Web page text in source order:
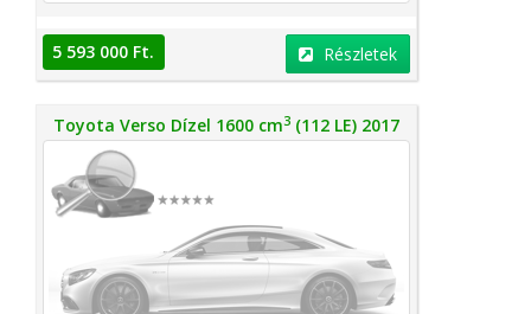
5 593 000 Ft. Részletek
Toyota Verso Dízel 1600 cm3 (112 LE) 2017